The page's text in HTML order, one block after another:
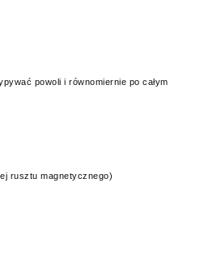
powoli i równomiernie po całym
rusztu magnetycznego)